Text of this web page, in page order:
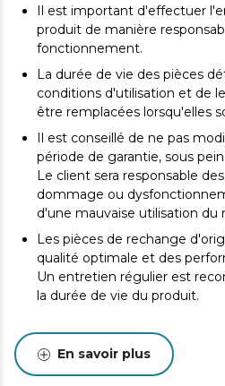
Il est important d'effectuer
produit de manière
fonctionnement.
La durée de vie des pièces
conditions d'utilisation et de
être remplacées lorsqu'elles
Il est conseillé de ne pas
période de garantie, sous
Le client sera responsable
dommage ou
d'une mauvaise utilisation du
Les pièces de rechange
qualité optimale et des
Un entretien régulier est
la durée de vie du produit.
En savoir plus